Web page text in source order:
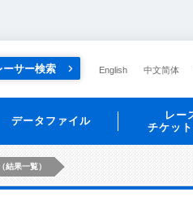
ーサー検索 English 中文简体
データファイル
レー
チケッ
果一覧）